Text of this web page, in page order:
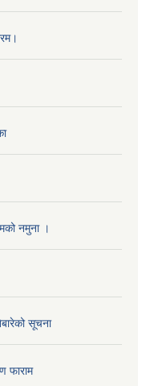
नमुना ।
सूचना
फाराम